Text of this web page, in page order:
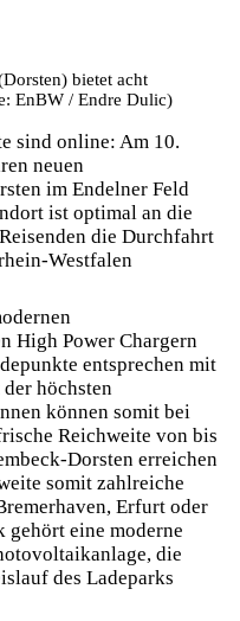
bietet acht
EnBW / Endre Dulic)
sind online: Am 10.
neuen
im Endelner Feld
ist optimal an die
die Durchfahrt
Westfalen
High Power Chargern
entsprechen mit
höchsten
können somit bei
Reichweite von bis
Dorsten erreichen
somit zahlreiche
Erfurt oder
gehört eine moderne
die
des Ladeparks